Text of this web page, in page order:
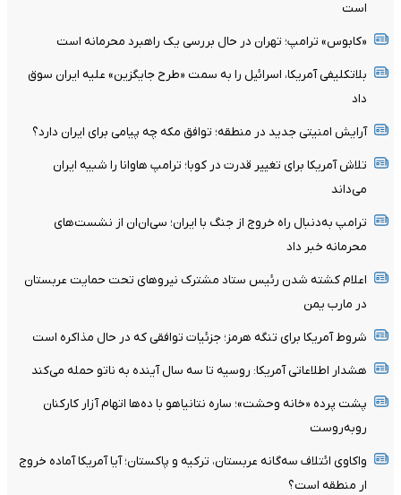
است
«کابوس» ترامپ؛ تهران در حال بررسی یک راهبرد محرمانه است
بلاتکلیفی آمریکا، اسرائیل را به سمت «طرح جایگزین» علیه ایران سوق
داد
آرایش امنیتی جدید در منطقه؛ توافق مکه چه پیامی برای ایران دارد؟
تلاش آمریکا برای تغییر قدرت در کوبا؛ ترامپ هاوانا را شبیه ایران
می‌داند
ترامپ به‌دنبال راه خروج از جنگ با ایران؛ سی‌ان‌ان از نشست‌های
محرمانه خبر داد
اعلام کشته شدن رئیس ستاد مشترک نیروهای تحت حمایت عربستان
در مارب یمن
شروط آمریکا برای تنگه هرمز؛ جزئیات توافقی که در حال مذاکره است
هشدار اطلاعاتی آمریکا: روسیه تا سه سال آینده به ناتو حمله می‌کند
پشت پرده «خانه وحشت»؛ ساره نتانیاهو با ده‌ها اتهام آزار کارکنان
روبه‌روست
واکاوی ائتلاف سه‌گانه عربستان، ترکیه و پاکستان؛ آیا آمریکا آماده خروج
ار منطقه است؟